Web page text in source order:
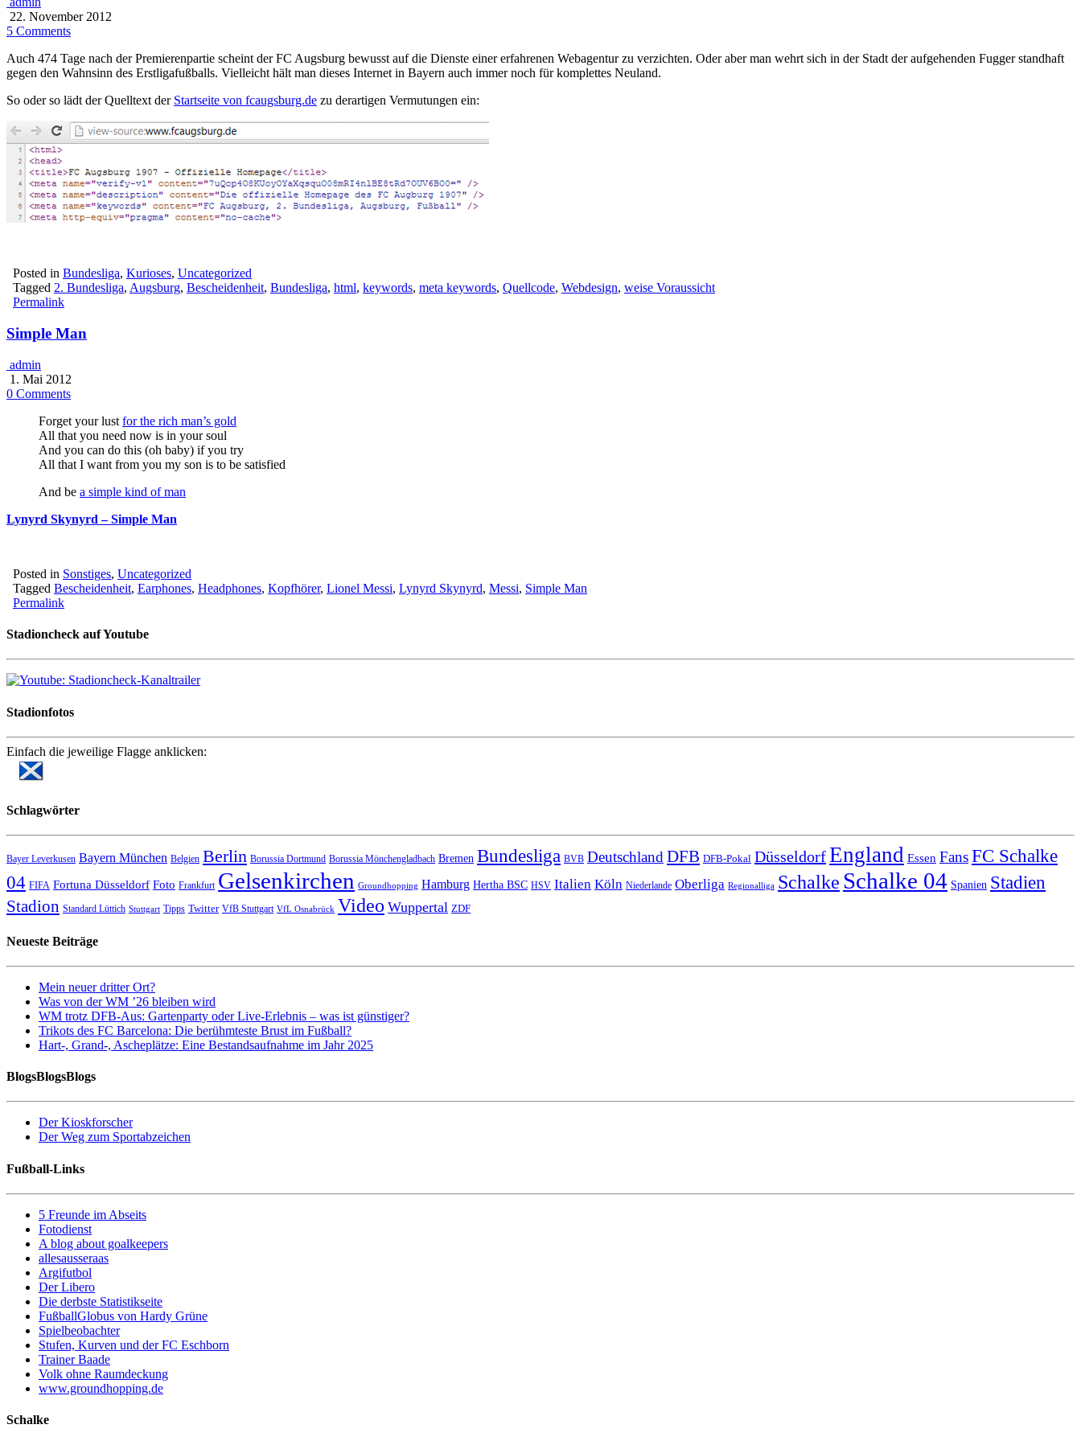
22. November 2012
5 Comments
Auch 474 Tage nach der Premierenpartie scheint der FC Augsburg bewusst auf die Dienste einer erfahrenen Webagentur zu verzichten. Oder aber man wehrt sich in der Stadt der aufgehenden Fugger standhaft
gegen den Wahnsinn des Erstligafußballs. Vielleicht hält man dieses Internet in Bayern auch immer noch für komplettes Neuland.
So oder so lädt der Quelltext der Startseite von fcaugsburg.de zu derartigen Vermutungen ein:
Posted in Bundesliga, Kurioses, Uncategorized
Tagged 2. Bundesliga, Augsburg, Bescheidenheit, Bundesliga, html, keywords, meta keywords, Quellcode, Webdesign, weise Voraussicht
Permalink
Simple Man
admin
1. Mai 2012
0 Comments
Forget your lust for the rich man’s gold
All that you need now is in your soul
And you can do this (oh baby) if you try
All that I want from you my son is to be satisfied
And be a simple kind of man
Lynyrd Skynyrd – Simple Man
Posted in Sonstiges, Uncategorized
Tagged Bescheidenheit, Earphones, Headphones, Kopfhörer, Lionel Messi, Lynyrd Skynyrd, Messi, Simple Man
Permalink
Stadioncheck auf Youtube
Stadionfotos
Einfach die jeweilige Flagge anklicken:
Schlagwörter
Bayer Leverkusen Bayern München Belgien Berlin Borussia Dortmund Borussia Mönchengladbach Bremen Bundesliga BVB DeutschlandDFB DFB-Pokal DüsseldorfEngland Essen FansFC Schalke
04 FIFA Fortuna Düsseldorf Foto Frankfurt Gelsenkirchen Groundhopping Hamburg Hertha BSC HSV Italien Köln Niederlande Oberliga Regionalliga Schalke Schalke 04 Spanien Stadien
Stadion Standard Lüttich Stuttgart Tipps Twitter VfB Stuttgart VfL Osnabrück Video Wuppertal ZDF
Neueste Beiträge
Mein neuer dritter Ort?
Was von der WM ’26 bleiben wird
WM trotz DFB-Aus: Gartenparty oder Live-Erlebnis – was ist günstiger?
Trikots des FC Barcelona: Die berühmteste Brust im Fußball?
Hart-, Grand-, Ascheplätze: Eine Bestandsaufnahme im Jahr 2025
BlogsBlogsBlogs
Der Kioskforscher
Der Weg zum Sportabzeichen
Fußball-Links
5 Freunde im Abseits
Fotodienst
A blog about goalkeepers
allesausseraas
Argifutbol
Der Libero
Die derbste Statistikseite
FußballGlobus von Hardy Grüne
Spielbeobachter
Stufen, Kurven und der FC Eschborn
Trainer Baade
Volk ohne Raumdeckung
www.groundhopping.de
Schalke